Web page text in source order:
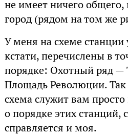
не имеет ничего общего,
город (рядом на том же
У меня на схеме станции
кстати, перечислены в
порядке: Охотный ряд —
Площадь Революции. Так
схема служит вам
о порядке этих станций,
справляется и моя.